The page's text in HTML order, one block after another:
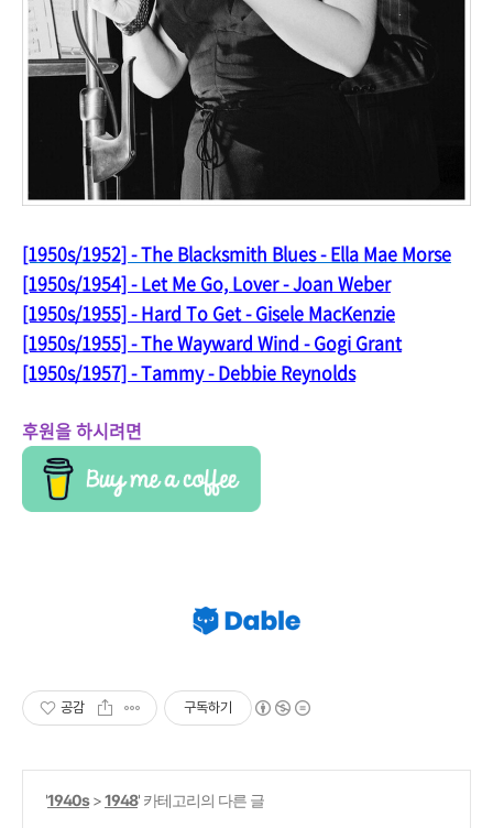
[1950s/1952] - The Blacksmith Blues - Ella Mae Morse
[1950s/1954] - Let Me Go, Lover - Joan Weber
[1950s/1955] - Hard To Get - Gisele MacKenzie
[1950s/1955] - The Wayward Wind - Gogi Grant
[1950s/1957] - Tammy - Debbie Reynolds
후원을 하시려면
공감 구독하기
'1940s>1948' 카테고리의 다른 글